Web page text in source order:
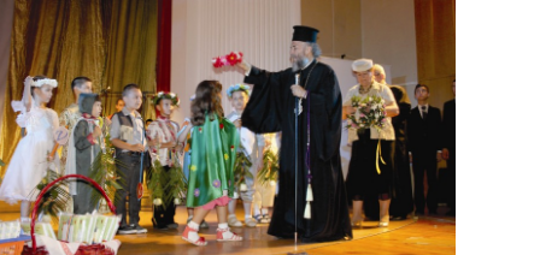
2012
2011
2010
2009